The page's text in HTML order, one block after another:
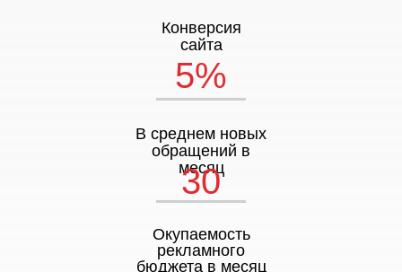
5%
Конверсия
сайта
В среднем новых
обращений в
месяц
30
Окупаемость
рекламного
бюджета в месяц